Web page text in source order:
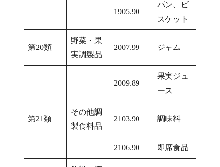
1905.90
パン、ビ
スケット
第20類
野菜・果
実調製品
2007.99 ジャム
2009.89
果実ジュ
ース
第21類
その他調
製食料品
2103.90 調味料
2106.90 即席食品